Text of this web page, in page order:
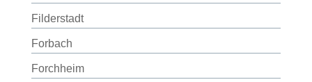
Filderstadt
Forbach
Forchheim